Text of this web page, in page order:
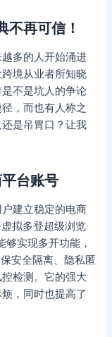
不再可信！
多的人开始涌进
境从业者所知晓
不是坑人的争论
，而也有人称之
是吊胃口？让我
台账号
建立稳定的电商
拟多登超级浏览
够实现多开功能，
安全隔离、隐私匿
检测。它的强大
，同时也提高了